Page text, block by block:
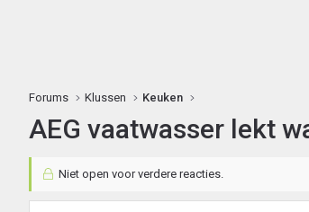
Forums Klussen Keuken
AEG vaatwasser lekt
Niet open voor verdere reacties.